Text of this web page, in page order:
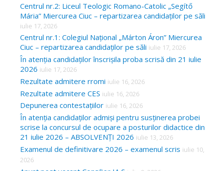
Centrul nr.2: Liceul Teologic Romano-Catolic „Segítő
Mária” Miercurea Ciuc – repartizarea candidaților pe săli
iulie 17, 2026
Centrul nr.1: Colegiul Național „Márton Áron” Miercurea
Ciuc – repartizarea candidaților pe săli iulie 17, 2026
În atenția candidaților înscrișila proba scrisă din 21 iulie
2026 iulie 17, 2026
Rezultate admitere rromi iulie 16, 2026
Rezultate admitere CES iulie 16, 2026
Depunerea contestațiilor iulie 16, 2026
În atenția candidaților admiși pentru susținerea probei
scrise la concursul de ocupare a posturilor didactice din
21 iulie 2026 – ABSOLVENȚI 2026 iulie 13, 2026
Examenul de definitivare 2026 – examenul scris iulie 10,
2026